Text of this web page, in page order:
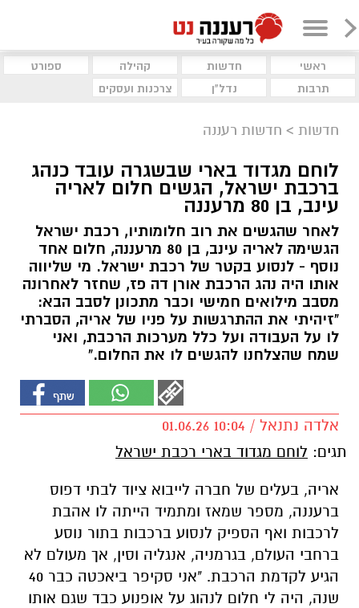
ראשי חדשות קהילה
ספורט
תרבות
נדל"ן צרכנות ועסקים
חדשות > חדשות רעננה
לוחם מגדוד בארי שבשגרה עובד כנהג
ברכבת ישראל, הגשים חלום לאריה
עינב, בן 80 מרעננה
לאחר שהגשים את רוב חלומותיו, רכבת ישראל
הגשימה לאריה עינב, בן 80 מרעננה, חלום אחד
נוסף - לנסוע בקטר של רכבת ישראל. מי שליווה
אותו היה נהג הרכבת אורן דה פז, שחזר לאחרונה
מסבב מילואים חמישי וכבר מתכונן לסבב הבא:
"זיהיתי את ההתרגשות על פניו של אריה, הסברתי
לו על העבודה ועל כלל מערכות הרכבת, ואני
שמח שהצלחנו להגשים לו את החלום."
אלדה נתנאל / 10:04 01.06.26
תגים: לוחם מגדוד בארי רכבת ישראל
אריה, בעלים של חברה לייבוא ציוד לבתי דפוס
ברעננה, מספר שמאז ומתמיד הייתה לו אהבת
לרכבות ואף הספיק לנסוע ברכבות בתור נוסע
ברחבי העולם, בגרמניה, אנגליה וסין, אך מעולם לא
הגיע לקדמת הרכבת. "אני סקיפר ביאכטה כבר 40
שנה, היה לי חלום לנהוג על אופנוע כבד שגם אותו